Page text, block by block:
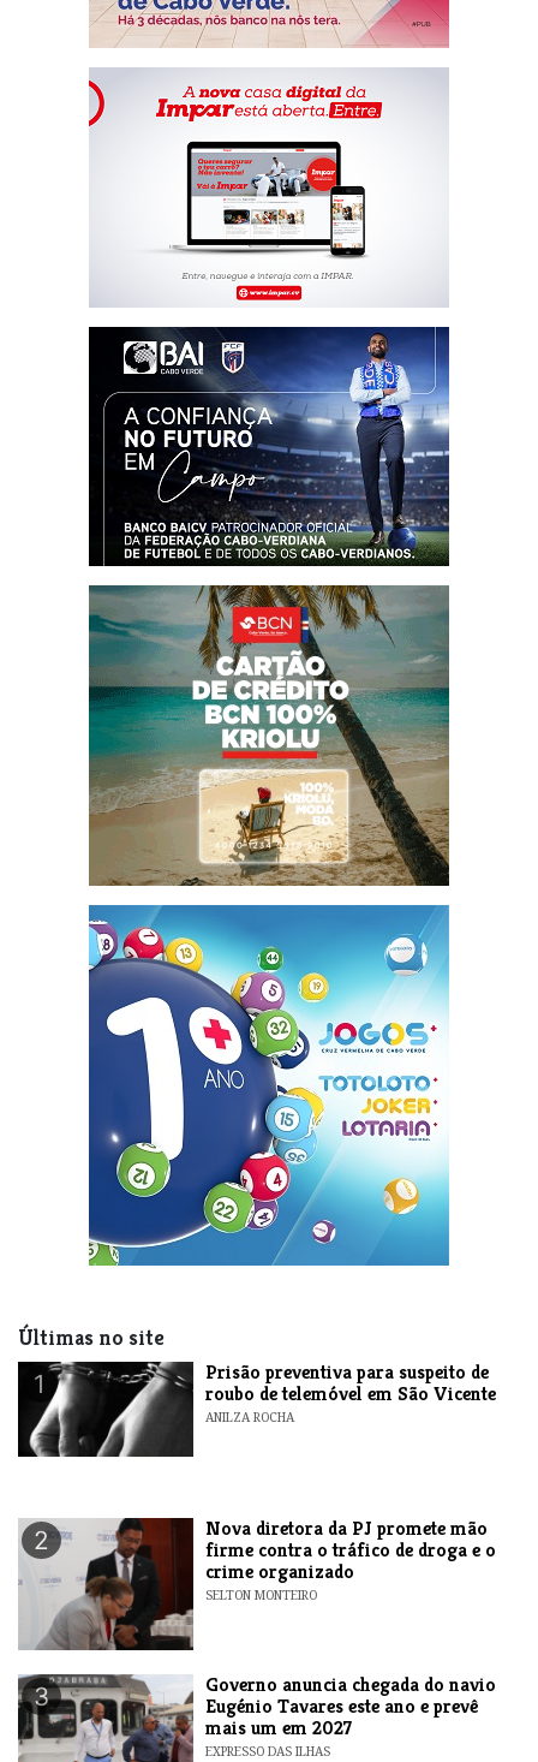
Últimas no site
1
Prisão preventiva para suspeito de
roubo de telemóvel em São Vicente
ANILZA ROCHA
2
Nova diretora da PJ promete mão
firme contra o tráfico de droga e o
crime organizado
SELTON MONTEIRO
3
Governo anuncia chegada do navio
Eugénio Tavares este ano e prevê
mais um em 2027
EXPRESSO DAS ILHAS